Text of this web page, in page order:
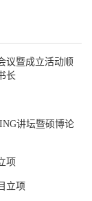
议暨成立活动顺
长
讲坛暨硕博论
项
立项